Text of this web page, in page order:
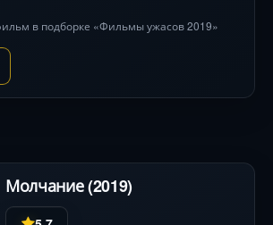
оставаться под землёй.
в подборке «Фильмы ужасов 2019»
Молчание (2019)